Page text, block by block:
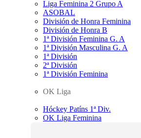
Liga Feminina 2 Grupo A
ASOBAL
División de Honra Feminina
División de Honra B
1ª División Feminina G. A
1ª División Masculina G. A
1ª División
2ª División
1ª División Feminina
OK Liga
Hóckey Patíns 1ª Div.
OK Liga Feminina